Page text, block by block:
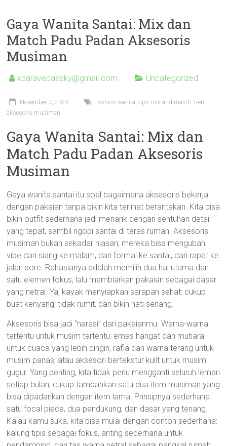
Gaya Wanita Santai: Mix dan
Match Padu Padan Aksesoris
Musiman
xbaravecaasky@gmail.com Uncategorized
November 3, 2025
Fashion wanita, tips mix and match, tren
aksesoris musiman
Gaya Wanita Santai: Mix dan
Match Padu Padan Aksesoris
Musiman
Gaya wanita santai itu soal bagaimana aksesoris bekerja
dengan pakaian tanpa bikin kita terlihat berantakan. Kita bisa
bikin outfit sederhana jadi menarik dengan sentuhan detail
yang tepat, sambil ngopi santai di teras rumah. Aksesoris
musiman bukan sekadar hiasan; mereka bisa mengubah
vibe dari siang ke malam, dari formal ke santai, dari rapat ke
jalan sore. Rahasianya adalah memilih dua hal utama dan
satu elemen fokus, lalu membiarkan pakaian sebagai dasar
yang netral. Ya, kayak menyiapkan sarapan sehat: cukup
buat kenyang, tidak rumit, dan bikin hati senang.
Aksesoris bisa jadi “narasi” dari pakaianmu. Warna-warna
tertentu untuk musim tertentu: emas hangat dan mutiara
untuk cuaca yang lebih dingin, rafia dan warna terang untuk
musim panas, atau aksesori bertekstur kulit untuk musim
gugur. Yang penting, kita tidak perlu mengganti seluruh lemari
setiap bulan; cukup tambahkan satu dua item musiman yang
bisa dipadankan dengan item lama. Prinsipnya sederhana:
satu focal piece, dua pendukung, dan dasar yang tenang.
Kalau kamu suka, kita bisa mulai dengan contoh sederhana:
kalung tipis sebagai fokus, anting sederhana untuk